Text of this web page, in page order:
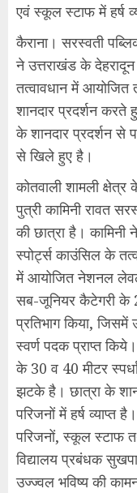
एवं स्कूल स्टाफ में हर्ष
कैराना। सरस्वती
ने उत्तराखंड के
तत्वावधान में आयोजित
शानदार प्रदर्शन करते
के शानदार प्रदर्शन से
से खिले हुए है।
कोतवाली शामली क्षेत्र
पुत्री कामिनी रावत
की छात्रा है।
स्पोर्ट्स काउंसिल के
में आयोजित नेशनल
सब-जूनियर कैटेगरी के
प्रतिभाग किया,
स्वर्ण पदक प्राप्त
के 30 व 40 मीटर
झटके है। छात्रा के
परिजनों में हर्ष व्याप्त
परिजनों, स्कूल स्टाफ
विद्यालय प्रबंधक
उज्ज्वल भविष्य की